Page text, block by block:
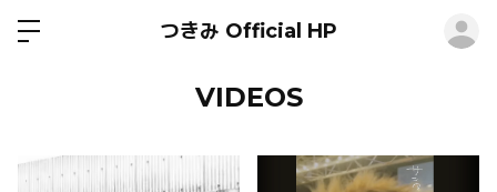
つきみ Official HP
VIDEOS